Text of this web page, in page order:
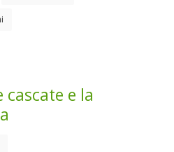
cascate e la